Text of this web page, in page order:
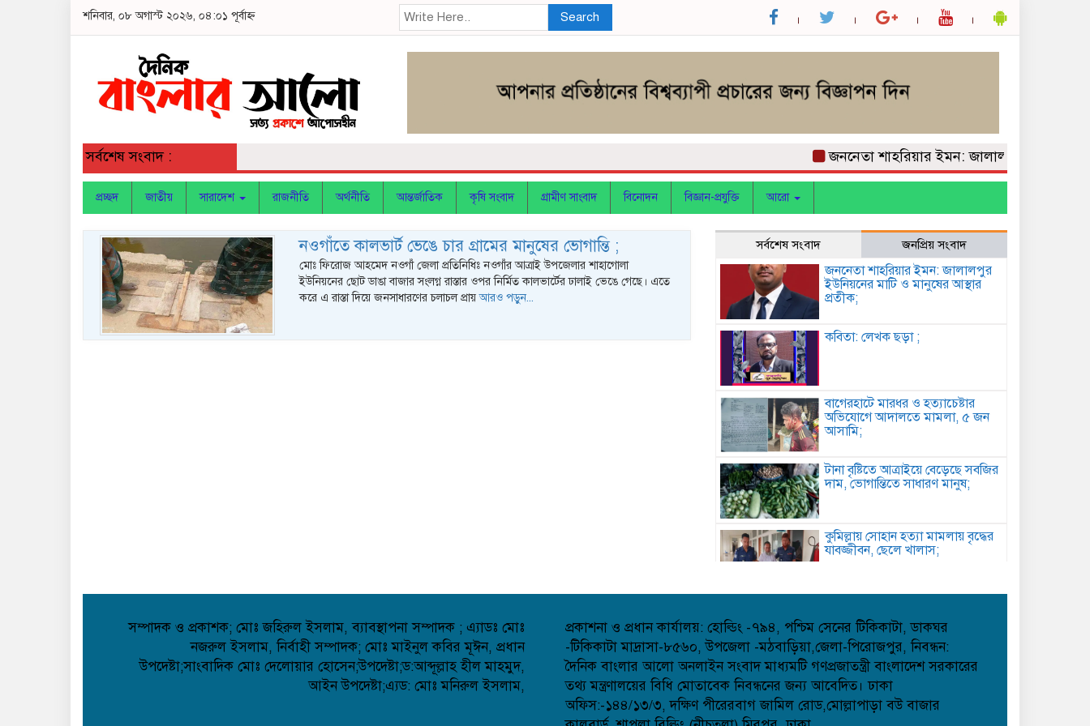
শনিবার, ০৮ অগাস্ট ২০২৬, ০৪:০১ পূর্বাহ্ন Search
সর্বশেষ সংবাদ : জননেতা শাহরিয়ার ইমন: জালালপুর ইউনিয়নের
প্রচ্ছদ জাতীয় সারাদেশ রাজনীতি অর্থনীতি আন্তর্জাতিক কৃষি সংবাদ গ্রামীণ সাংবাদ বিনোদন বিজ্ঞান-প্রযুক্তি আরো
নওগাঁতে কালভার্ট ভেঙে চার গ্রামের মানুষের ভোগান্তি ;
মোঃ ফিরোজ আহমেদ নওগাঁ জেলা প্রতিনিধিঃ নওগাঁর আত্রাই উপজেলার শাহাগোলা
ইউনিয়নের ছোট ডাঙা বাজার সংলগ্ন রাস্তার ওপর নির্মিত কালভার্টের ঢালাই ভেঙে গেছে। এতে
করে এ রাস্তা দিয়ে জনসাধারণের চলাচল প্রায়আরও পড়ুন...
সর্বশেষ সংবাদ জনপ্রিয় সংবাদ
জননেতা শাহরিয়ার ইমন: জালালপুর
ইউনিয়নের মাটি ও মানুষের আস্থার
প্রতীক;
কবিতা: লেখক ছড়া ;
বাগেরহাটে মারধর ও হত্যাচেষ্টার
অভিযোগে আদালতে মামলা, ৫ জন
আসামি;
টানা বৃষ্টিতে আত্রাইয়ে বেড়েছে সবজির
দাম, ভোগান্তিতে সাধারণ মানুষ;
কুমিল্লায় সোহান হত্যা মামলায় বৃদ্ধের
যাবজ্জীবন, ছেলে খালাস;
গাঁজাসহ আটক ১, ৪ মাসের কারাদণ্ড;
কবিতা: আত্মমর্যাদা;
সম্পাদক ও প্রকাশক; মোঃ জহিরুল ইসলাম, ব্যাবস্থাপনা সম্পাদক ; এ্যাডঃ মোঃ
নজরুল ইসলাম, নির্বাহী সম্পাদক; মোঃ মাইনুল কবির মূঈন, প্রধান
উপদেষ্টা;সাংবাদিক মোঃ দেলোয়ার হোসেন;উপদেষ্টা;ড:আব্দূল্লাহ হীল মাহমুদ,
আইন উপদেষ্টা;এ্যড: মোঃ মনিরুল ইসলাম,
প্রকাশনা ও প্রধান কার্যালয়: হোল্ডিং -৭৯৪, পশ্চিম সেনের টিকিকাটা, ডাকঘর
-টিকিকাটা মাদ্রাসা-৮৫৬০, উপজেলা -মঠবাড়িয়া,জেলা-পিরোজপুর, নিবন্ধন:
দৈনিক বাংলার আলো অনলাইন সংবাদ মাধ্যমটি গণপ্রজাতন্ত্রী বাংলাদেশ সরকারের
তথ্য মন্ত্রণালয়ের বিধি মোতাবেক নিবন্ধনের জন্য আবেদিত। ঢাকা
অফিস:-১৪৪/১৩/৩, দক্ষিণ পীরেরবাগ জামিল রোড,মোল্লাপাড়া বউ বাজার